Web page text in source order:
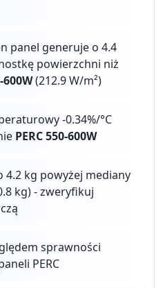
panel generuje o 4.4
powierzchni niż
600W(212.9 W/m²)
-0.34%/°C
PERC 550-600W
4.2 kg powyżej mediany
kg) - zweryfikuj
sprawności
PERC